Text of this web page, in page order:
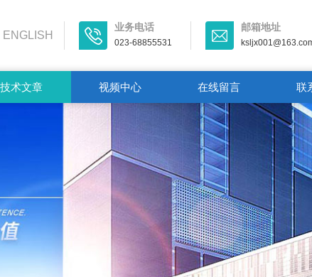
业务电话
023-68855531
邮箱地址
ENGLISH
技术文章 视频中心 在线留言 联